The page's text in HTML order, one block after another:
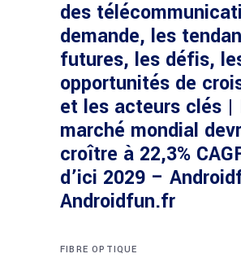
des
demande, les
futures, les défis,
opportunités de
et les acteurs clés |
marché mondial
croître à 22,3%
d’ici 2029 –
Androidfun.fr
FIBRE OPTIQUE